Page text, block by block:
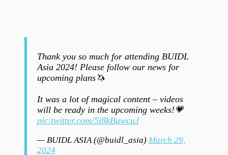
Thank you so much for attending BUIDL
Asia 2024! Please follow our news for
upcoming plans🦄
It was a lot of magical content – videos
will be ready in the upcoming weeks!💗
pic.twitter.com/5i8kBuwcuJ
— BUIDL ASIA (@buidl_asia) March 29,
2024